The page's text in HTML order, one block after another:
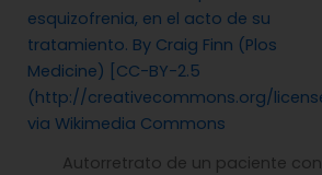
Autorretrato de un paciente con